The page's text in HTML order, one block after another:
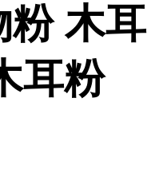
粉 木耳
耳粉